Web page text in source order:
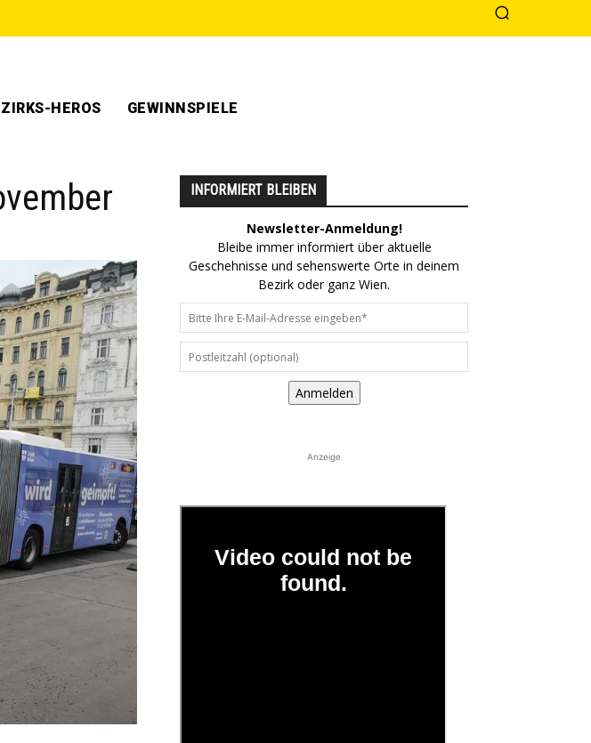
HEROS GEWINNSPIELE
INFORMIERT BLEIBEN
Newsletter-Anmeldung!
Bleibe immer informiert über aktuelle
Geschehnisse und sehenswerte Orte in deinem
Bezirk oder ganz Wien.
Anmelden
Anzeige